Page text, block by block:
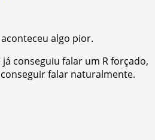
algo pior.
conseguiu falar um R forçado,
falar naturalmente.